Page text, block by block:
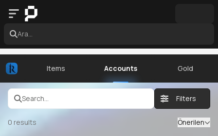
Ara...
Items Accounts Gold
Search... Filters
0 results Önerilen